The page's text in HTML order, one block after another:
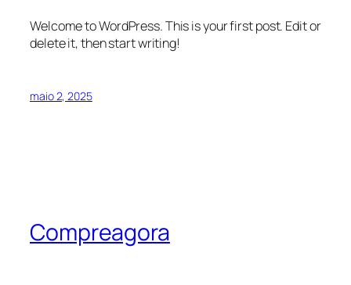
Welcome to WordPress. This is your first post. Edit or
delete it, then start writing!
maio 2, 2025
Compreagora